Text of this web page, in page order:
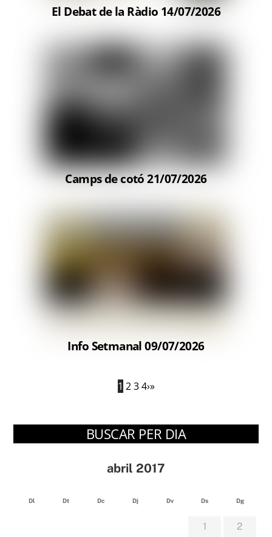
El Debat de la Ràdio 14/07/2026
Camps de cotó 21/07/2026
Info Setmanal 09/07/2026
1 2 3 4›»
BUSCAR PER DIA
abril 2017
Dl Dt Dc Dj Dv Ds Dg
1 2